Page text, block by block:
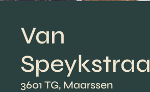
Van
3601 TG, Maarssen